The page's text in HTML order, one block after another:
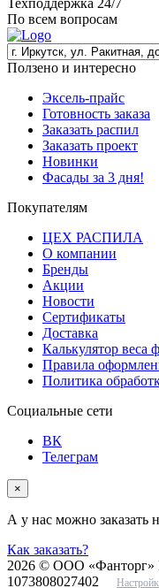
Техподдержка 24/7
По всем вопросам
Ползено и интересно
Эксель-прайс
Готовность заказа
Заказать распил
Заказать проект
Новинки
Фасады за 3 дня!
Покупателям
ЦЕХ РАСПИЛА
О компании
Бренды
Акции
Новости
Сертификаты
Доставка
Калькулятор веса
Правила
Политика
Социальные сети
ВК
Телеграм
×
А у нас можно заказать
Как заказать?
2026 © ООО
1073808027402